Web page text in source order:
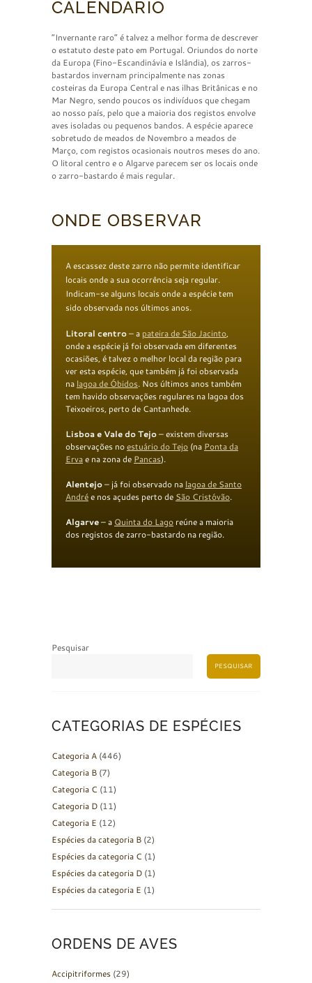
CALENDÁRIO
“Invernante raro” é talvez a melhor forma de descrever
o estatuto deste pato em Portugal. Oriundos do norte
da Europa (Fino-Escandinávia e Islândia), os zarros-
bastardos invernam principalmente nas zonas
costeiras da Europa Central e nas ilhas Britânicas e no
Mar Negro, sendo poucos os indivíduos que chegam
ao nosso país, pelo que a maioria dos registos envolve
aves isoladas ou pequenos bandos. A espécie aparece
sobretudo de meados de Novembro a meados de
Março, com registos ocasionais noutros meses do ano.
O litoral centro e o Algarve parecem ser os locais onde
o zarro-bastardo é mais regular.
ONDE OBSERVAR
A escassez deste zarro não permite identificar
locais onde a sua ocorrência seja regular.
Indicam-se alguns locais onde a espécie tem
sido observada nos últimos anos.
Litoral centro– a pateira de São Jacinto,
onde a espécie já foi observada em diferentes
ocasiões, é talvez o melhor local da região para
ver esta espécie, que também já foi observada
na lagoa de Óbidos. Nos últimos anos também
tem havido observações regulares na lagoa dos
Teixoeiros, perto de Cantanhede.
Lisboa e Vale do Tejo– existem diversas
observações noestuário do Tejo (na Ponta da
Ervae na zona de Pancas).
Alentejo– já foi observado na lagoa de Santo
Andrée nos açudes perto de São Cristóvão.
Algarve– a Quinta do Lago reúne a maioria
dos registos de zarro-bastardo na região.
Pesquisar
PESQUISAR
CATEGORIAS DE ESPÉCIES
Categoria A (446)
Categoria B (7)
Categoria C (11)
Categoria D (11)
Categoria E (12)
Espécies da categoria B (2)
Espécies da categoria C (1)
Espécies da categoria D (1)
Espécies da categoria E (1)
ORDENS DE AVES
Accipitriformes (29)